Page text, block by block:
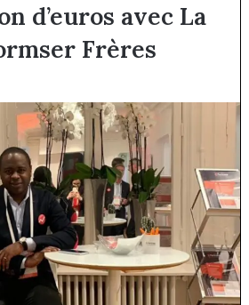
d’euros avec La
Frères